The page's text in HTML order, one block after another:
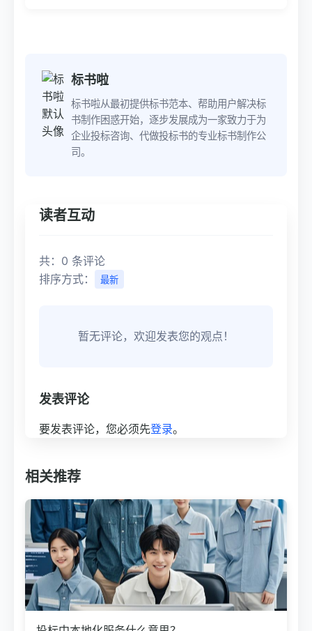
标书啦
标书啦从最初提供标书范本、帮助用户解决标
书制作困惑开始，逐步发展成为一家致力于为
企业投标咨询、代做投标书的专业标书制作公
司。
读者互动
共：0 条评论
排序方式：
最新
暂无评论，欢迎发表您的观点！
发表评论
要发表评论，您必须先登录。
相关推荐